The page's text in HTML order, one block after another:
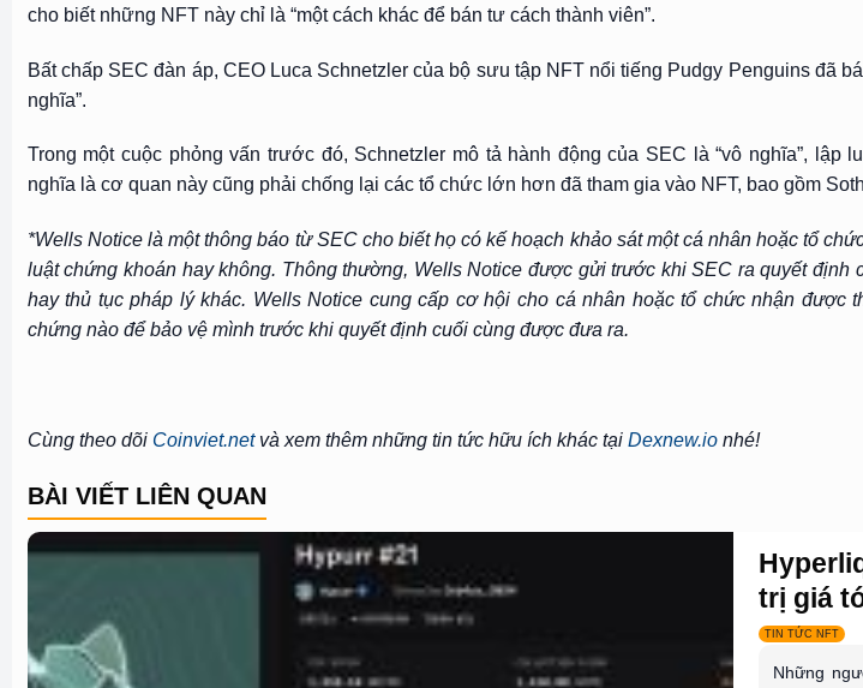
cho biết những NFT này chỉ là “một cách khác để bán tư cách thành viên”.
Bất chấp SEC đàn áp, CEO Luca Schnetzler của bộ sưu tập NFT nổi tiếng Pudgy Penguins đã
nghĩa”.
Trong một cuộc phỏng vấn trước đó, Schnetzler mô tả hành động của SEC là “vô nghĩa”, lập
nghĩa là cơ quan này cũng phải chống lại các tổ chức lớn hơn đã tham gia vào NFT, bao gồm
*Wells Notice là một thông báo từ SEC cho biết họ có kế hoạch khảo sát một cá nhân hoặc tổ
luật chứng khoán hay không. Thông thường, Wells Notice được gửi trước khi SEC ra quyết định
hay thủ tục pháp lý khác. Wells Notice cung cấp cơ hội cho cá nhân hoặc tổ chức nhận được
chứng nào để bảo vệ mình trước khi quyết định cuối cùng được đưa ra.
Cùng theo dõi Coinviet.netvà xem thêm những tin tức hữu ích khác tại Dexnew.ionhé!
BÀI VIẾT LIÊN QUAN
trị giá
TIN TỨC NFT
Những